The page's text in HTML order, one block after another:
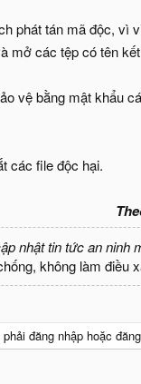
phát tán mã độc, vì
mở các tệp có tên
vệ bằng mật khẩu
các file độc hại.
nhật tin tức an ninh
không làm điều
phải đăng nhập hoặc